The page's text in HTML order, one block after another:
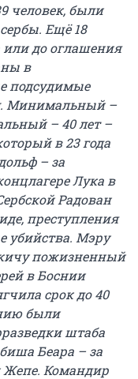
человек, были
Ещё 18
или до оглашения
в
подсудимые
Минимальный –
– 40 лет –
в 23 года
– за
Лука в
Радован
преступления
убийства. Мэру
пожизненный
в Боснии
срок до 40
были
штаба
Беара – за
Жепе. Командир